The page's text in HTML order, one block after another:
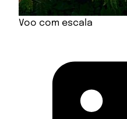
Voo com escala